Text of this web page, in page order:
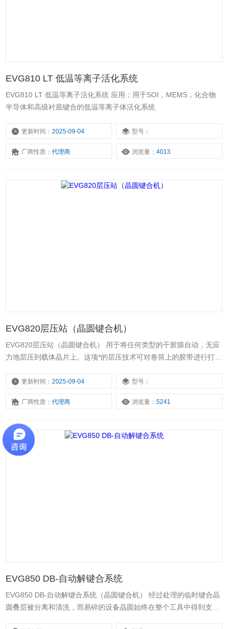
EVG810 LT 低温等离子活化系统
EVG810 LT 低温等离子活化系统 应用：用于SOI，MEMS，化合物
半导体和高级衬底键合的低温等离子体活化系统
更新时间：2025-09-04 型号：
厂商性质：代理商 浏览量：4013
EVG820层压站（晶圆键合机）
EVG820层压站（晶圆键合机） 用于将任何类型的干胶膜自动，无应
力地层压到载体晶片上。这项*的层压技术可对卷筒上的胶带进行打
更新时间：2025-09-04 型号：
厂商性质：代理商 浏览量：5241
EVG850 DB-自动解键合系统
EVG850 DB-自动解键合系统（晶圆键合机） 经过处理的临时键合晶
圆叠层被分离和清洗，而易碎的设备晶圆始终在整个工具中得到支